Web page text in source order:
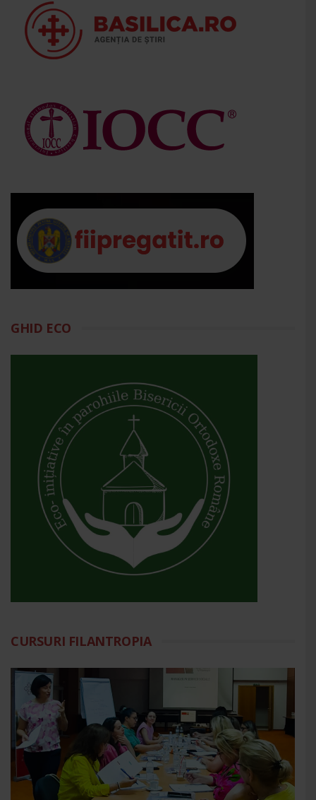
GHID ECO
CURSURI FILANTROPIA